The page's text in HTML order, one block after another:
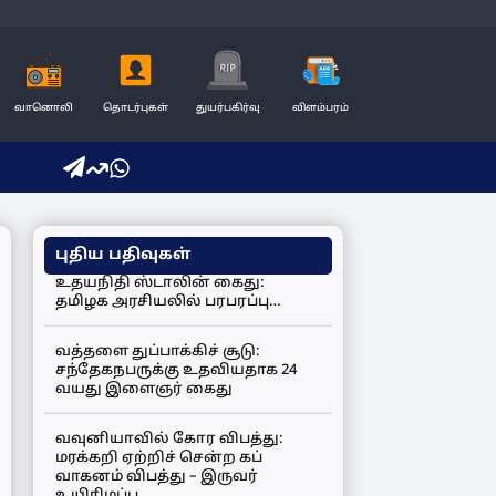
வானொலி தொடர்புகள் துயர்பகிர்வு விளம்பரம்
புதிய பதிவுகள்
உதயநிதி ஸ்டாலின் கைது:
தமிழக அரசியலில் பரபரப்பு…
வத்தளை துப்பாக்கிச் சூடு:
சந்தேகநபருக்கு உதவியதாக 24
வயது இளைஞர் கைது
வவுனியாவில் கோர விபத்து:
மரக்கறி ஏற்றிச் சென்ற கப்
வாகனம் விபத்து – இருவர்